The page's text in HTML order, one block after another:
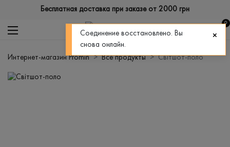
Бесплатная доставка при заказе от 2000 грн
0
Интернет-магазин Promin Все продукты Світшот-поло
Соединение восстановлено. Вы
снова онлайн.